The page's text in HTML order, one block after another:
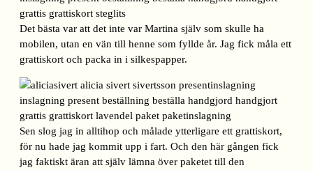
Det bästa var att det inte var Martina själv som skulle ha
mobilen, utan en vän till henne som fyllde år. Jag fick måla ett
grattiskort och packa in i silkespapper.
Sen slog jag in alltihop och målade ytterligare ett grattiskort,
för nu hade jag kommit upp i fart. Och den här gången fick
jag faktiskt äran att själv lämna över paketet till den